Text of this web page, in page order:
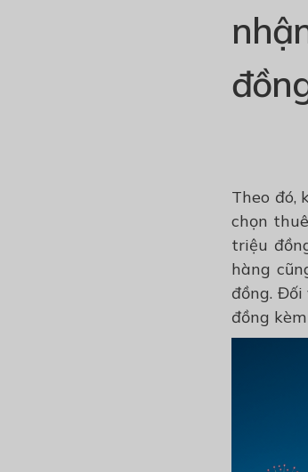
Theo đó,
chọn
triệu
hàng
đồng. Đối
đồng